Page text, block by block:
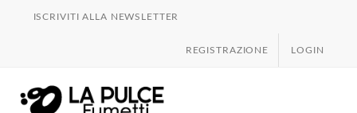
ISCRIVITI ALLA NEWSLETTER
REGISTRAZIONE LOGIN